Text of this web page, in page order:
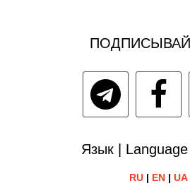
Язык |
RU| EN| UA